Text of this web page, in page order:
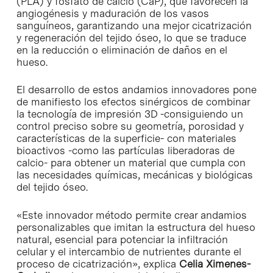
angiogénesis y maduración de los vasos
sanguíneos, garantizando una mejor cicatrización
y regeneración del tejido óseo, lo que se traduce
en la reducción o eliminación de daños en el
hueso.
El desarrollo de estos andamios innovadores pone
de manifiesto los efectos sinérgicos de combinar
la tecnología de impresión 3D -consiguiendo un
control preciso sobre su geometría, porosidad y
características de la superficie- con materiales
bioactivos -como las partículas liberadoras de
calcio- para obtener un material que cumpla con
las necesidades químicas, mecánicas y biológicas
del tejido óseo.
«Este innovador método permite crear andamios
personalizables que imitan la estructura del hueso
natural, esencial para potenciar la infiltración
celular y el intercambio de nutrientes durante el
proceso de cicatrización», explica Celia Ximenes-